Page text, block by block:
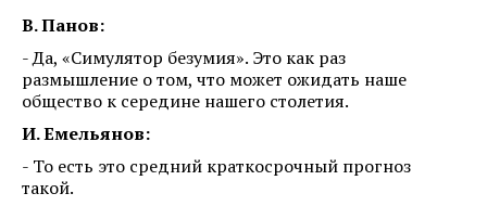
В. Панов:
- Да, «Симулятор безумия». Это как раз
размышление о том, что может ожидать наше
общество к середине нашего столетия.
И. Емельянов:
- То есть это средний краткосрочный прогноз
такой.